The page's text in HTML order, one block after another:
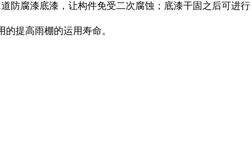
腐漆底漆，让构件免受二次腐蚀；底漆干固之后可进行
提高雨棚的运用寿命。